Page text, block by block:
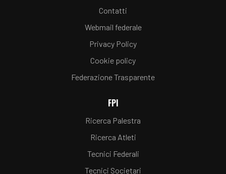
Contatti
Webmail federale
Privacy Policy
Cookie policy
Federazione Trasparente
FPI
Ricerca Palestra
Ricerca Atleti
Tecnici Federali
Tecnici Societari